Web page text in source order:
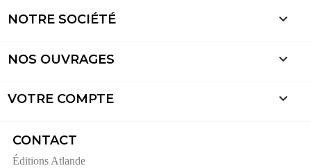
NOTRE SOCIÉTÉ 
NOS OUVRAGES 
VOTRE COMPTE 
CONTACT
Éditions Atlande